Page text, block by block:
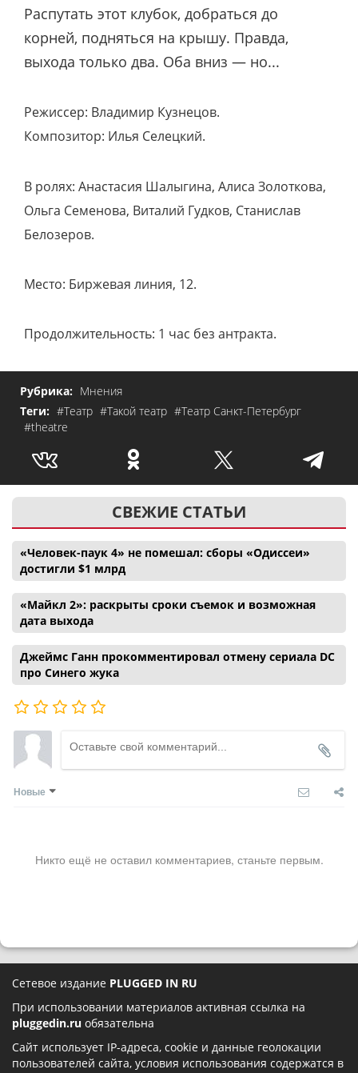
Распутать этот клубок, добраться до
корней, подняться на крышу. Правда,
выхода только два. Оба вниз — но...
Режиссер: Владимир Кузнецов.
Композитор: Илья Селецкий.
В ролях: Анастасия Шалыгина, Алиса Золоткова,
Ольга Семенова, Виталий Гудков, Станислав
Белозеров.
Место: Биржевая линия, 12.
Продолжительность: 1 час без антракта.
Рубрика: Мнения
Теги: #Театр #Такой театр #Театр Санкт-Петербург
#theatre
СВЕЖИЕ СТАТЬИ
«Человек-паук 4» не помешал: сборы «Одиссеи»
достигли $1 млрд
«Майкл 2»: раскрыты сроки съемок и возможная
дата выхода
Джеймс Ганн прокомментировал отмену сериала DC
про Синего жука
Новые
Никто ещё не оставил комментариев, станьте первым.
Сетевое издание PLUGGED IN RU
При использовании материалов активная ссылка на
pluggedin.ru обязательна
Сайт использует IP-адреса, cookie и данные геолокации
пользователей сайта, условия использования содержатся в